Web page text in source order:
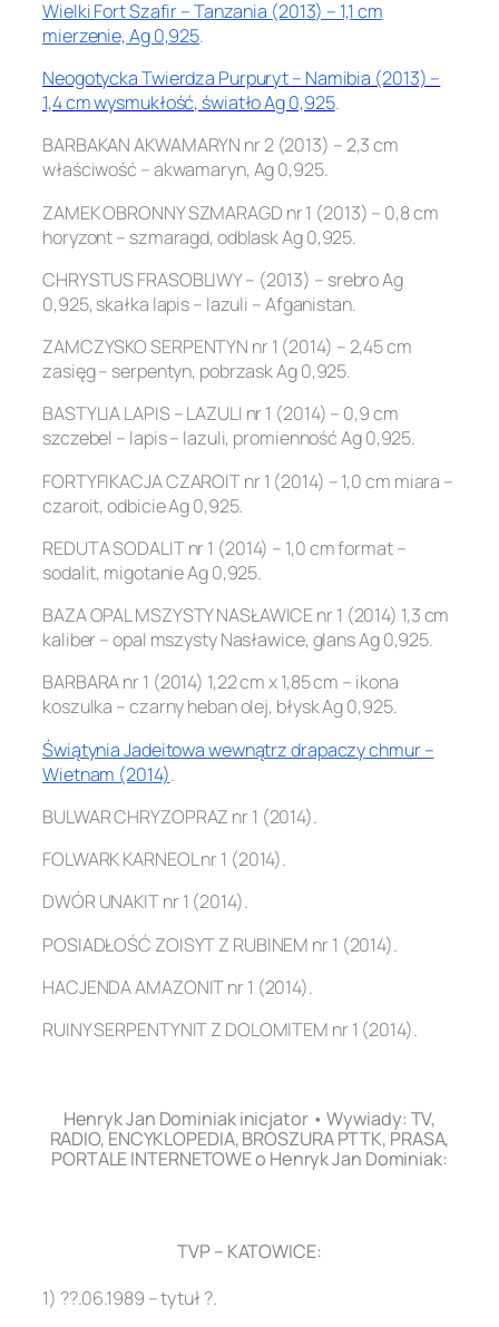
Wielki Fort Szafir – Tanzania (2013) – 1,1 cm
mierzenie, Ag 0,925.
Neogotycka Twierdza Purpuryt – Namibia (2013) –
1,4 cm wysmukłość, światło Ag 0,925.
BARBAKAN AKWAMARYN nr 2 (2013) – 2,3 cm
właściwość – akwamaryn, Ag 0,925.
ZAMEK OBRONNY SZMARAGD nr 1 (2013) – 0,8 cm
horyzont – szmaragd, odblask Ag 0,925.
CHRYSTUS FRASOBLIWY – (2013) – srebro Ag
0,925, skałka lapis – lazuli – Afganistan.
ZAMCZYSKO SERPENTYN nr 1 (2014) – 2,45 cm
zasięg – serpentyn, pobrzask Ag 0,925.
BASTYLIA LAPIS – LAZULI nr 1 (2014) – 0,9 cm
szczebel – lapis – lazuli, promienność Ag 0,925.
FORTYFIKACJA CZAROIT nr 1 (2014) – 1,0 cm miara –
czaroit, odbicie Ag 0,925.
REDUTA SODALIT nr 1 (2014) – 1,0 cm format –
sodalit, migotanie Ag 0,925.
BAZA OPAL MSZYSTY NASŁAWICE nr 1 (2014) 1,3 cm
kaliber – opal mszysty Nasławice, glans Ag 0,925.
BARBARA nr 1 (2014) 1,22 cm x 1,85 cm – ikona
koszulka – czarny heban olej, błysk Ag 0,925.
Świątynia Jadeitowa wewnątrz drapaczy chmur –
Wietnam (2014).
BULWAR CHRYZOPRAZ nr 1 (2014).
FOLWARK KARNEOL nr 1 (2014).
DWÓR UNAKIT nr 1 (2014).
POSIADŁOŚĆ ZOISYT Z RUBINEM nr 1 (2014).
HACJENDA AMAZONIT nr 1 (2014).
RUINY SERPENTYNIT Z DOLOMITEM nr 1 (2014).
Henryk Jan Dominiak inicjator • Wywiady: TV,
RADIO, ENCYKLOPEDIA, BROSZURA PTTK, PRASA,
PORTALE INTERNETOWE o Henryk Jan Dominiak:
TVP – KATOWICE:
1) ??.06.1989 – tytuł ?.